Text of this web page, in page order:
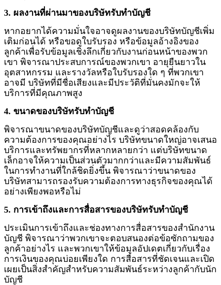
3. ผลงานที่ผ่านมาของบริษัทรับทำบัญชี
หากอยากได้ความมั่นใจอาจดูผลงานของบริษัทบัญชีเพิ่ม
เติมก่อนได้ หรือขอดูใบรับรอง หรือข้อมูลอ้างอิงของ
ลูกค้าเพื่อรับข้อมูลเชิงลึกเกี่ยวกับงานก่อนหน้าของพวก
เขา พิจารณาประสบการณ์ของพวกเขา อายุยืนยาวใน
อุตสาหกรรม และรางวัลหรือใบรับรองใด ๆ ที่พวกเขา
อาจมี บริษัทที่มีชื่อเสียงและมีประวัติที่มั่นคงมักจะให้
บริการที่มีคุณภาพสูง
4. ขนาดของบริษัทรับทำบัญชี
พิจารณาขนาดของบริษัทบัญชีและดูว่าสอดคล้องกับ
ความต้องการของคุณอย่างไร บริษัทขนาดใหญ่อาจเสนอ
บริการและทรัพยากรที่หลากหลายกว่า แต่บริษัทขนาด
เล็กอาจให้ความเป็นส่วนตัวมากกว่าและมีความสัมพันธ์
ในการทำงานที่ใกล้ชิดยิ่งขึ้น พิจารณาว่าขนาดของ
บริษัทสามารถรองรับความต้องการทางธุรกิจของคุณได้
อย่างเพียงพอหรือไม่
5. การเข้าถึงและการสื่อสารของบริษัทรับทำบัญชี
ประเมินการเข้าถึงและช่องทางการสื่อสารของสำนักงาน
บัญชี พิจารณาว่าพวกเขาจะตอบสนองต่อข้อซักถามของ
ลูกค้าอย่างไร และพวกเขาให้ข้อมูลอัปเดตเกี่ยวกับเรื่อง
การเงินของคุณบ่อยเพียงใด การสื่อสารที่ชัดเจนและเปิด
เผยเป็นสิ่งสำคัญสำหรับความสัมพันธ์ระหว่างลูกค้ากับนัก
บัญชี